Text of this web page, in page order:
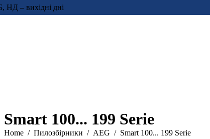
– вихідні дні
Smart 100... 199 Serie
You are here:
Home Пилозбірники AEG Smart 100... 199 Serie